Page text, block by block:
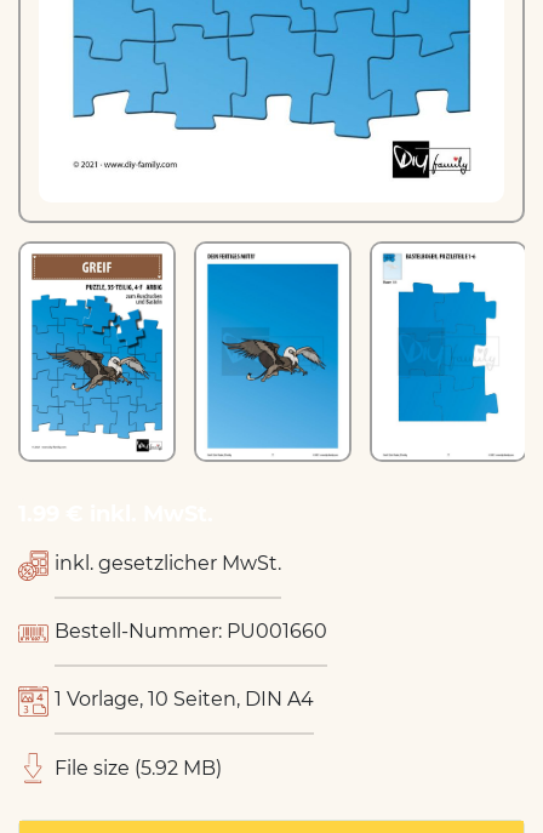
inkl. gesetzlicher MwSt.
Bestell-Nummer: PU001660
1 Vorlage, 10 Seiten, DIN A4
File size (5.92 MB)